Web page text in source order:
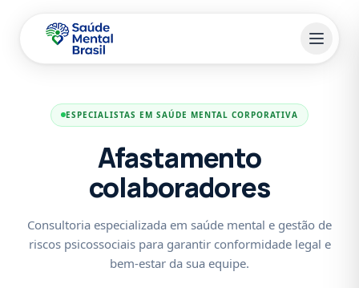
ESPECIALISTAS EM SAÚDE MENTAL CORPORATIVA
Afastamento
colaboradores
Consultoria especializada em saúde mental e gestão de
riscos psicossociais para garantir conformidade legal e
bem-estar da sua equipe.